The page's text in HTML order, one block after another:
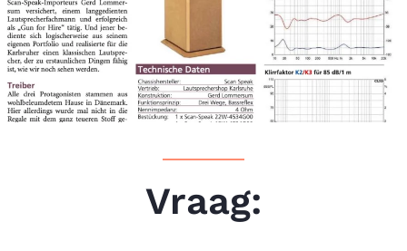
Vraag: